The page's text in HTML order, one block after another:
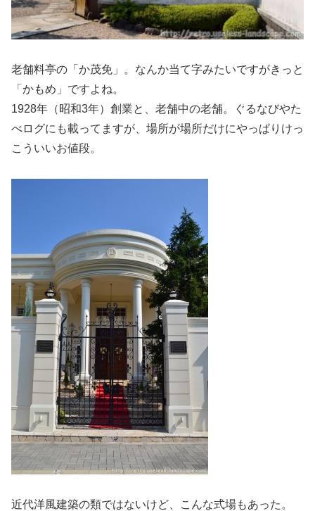
老舗料亭の「か茂免」。なんか当て字みたいですがきっと
「かもめ」ですよね。
1928年（昭和3年）創業と、老舗中の老舗。ぐるなびやた
べログにも載ってますが、場所が場所だけにやっぱりけっ
こういいお値段。
近代洋風建築の類ではないけど、こんな式場もあった。